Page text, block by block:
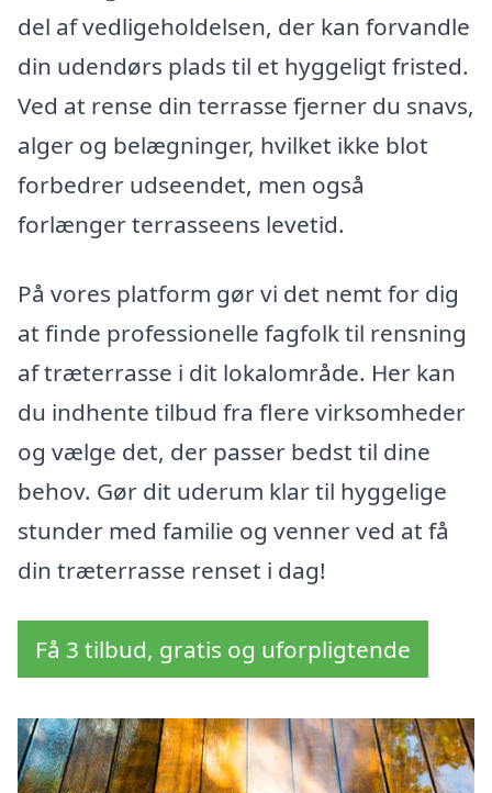
del af vedligeholdelsen, der kan forvandle
din udendørs plads til et hyggeligt fristed.
Ved at rense din terrasse fjerner du snavs,
alger og belægninger, hvilket ikke blot
forbedrer udseendet, men også
forlænger terrasseens levetid.
På vores platform gør vi det nemt for dig
at finde professionelle fagfolk til rensning
af træterrasse i dit lokalområde. Her kan
du indhente tilbud fra flere virksomheder
og vælge det, der passer bedst til dine
behov. Gør dit uderum klar til hyggelige
stunder med familie og venner ved at få
din træterrasse renset i dag!
Få 3 tilbud, gratis og uforpligtende